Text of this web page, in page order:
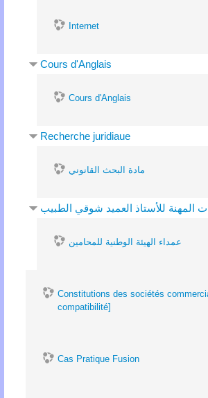
Internet
Cours d'Anglais
Cours d'Anglais
Recherche juridiaue
مادة البحث القانوني
المهنة للأستاذ العميد شوقي الطبيب
عمداء الهيئة الوطنية للمحامين
Constitutions des sociétés
compatibilité]
Cas Pratique Fusion